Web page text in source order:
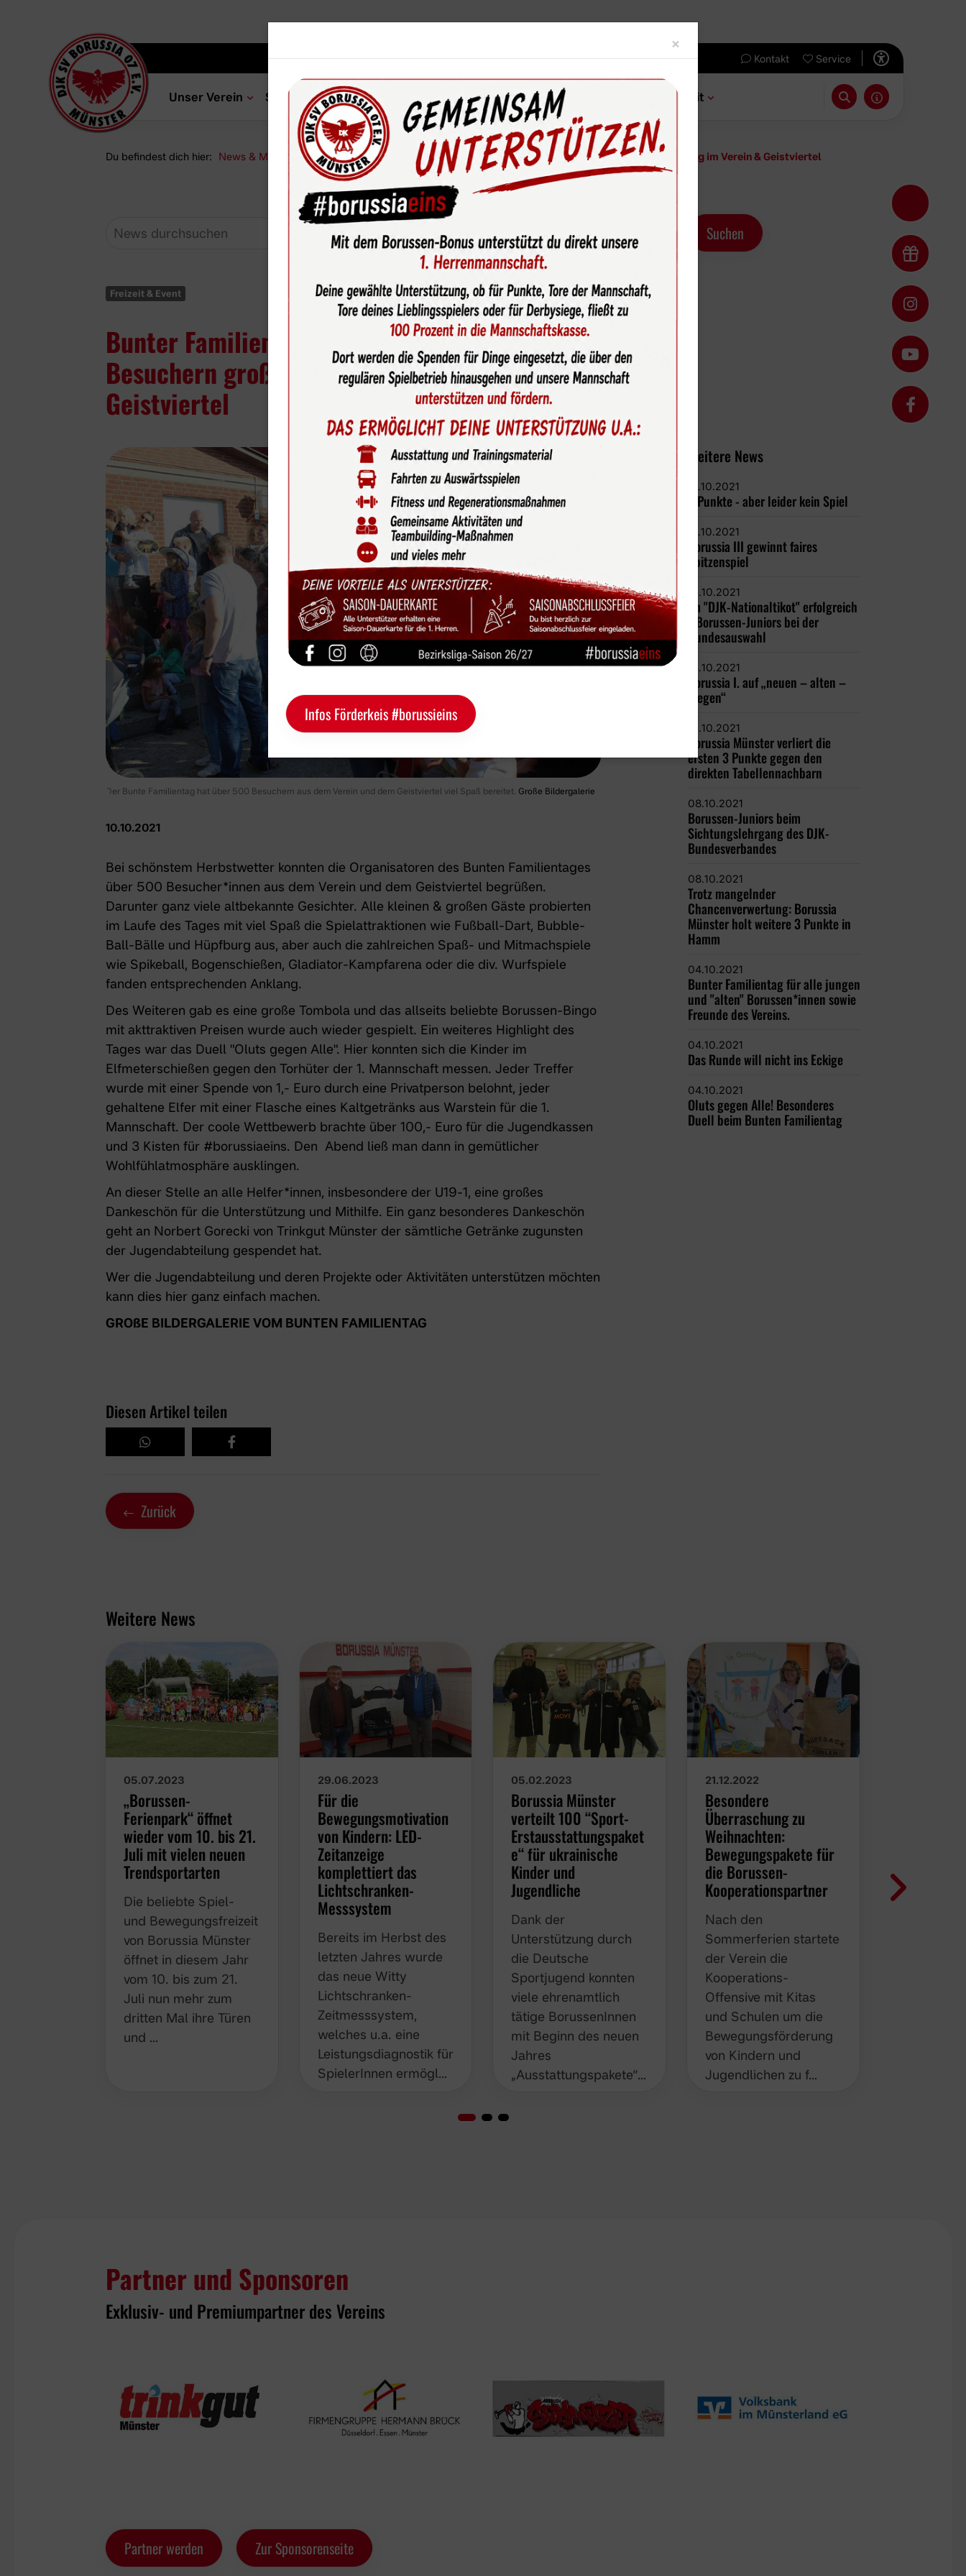
Kontakt Service
Unser Verein Sportangebot News & Media Service Sponsoren Fun & Freizeit
Du befindest dich hier: News & Media Newsroom Bunter Familientag findet mit über 500 Besuchern großen Anklang im Verein & Geistviertel
Freizeit & Event
Bunter Familientag findet mit über 500
Besuchern großen Anklang im Verein &
Geistviertel
Der Bunte Familientag hat über 500 Besuchern aus dem Verein und dem Geistviertel viel Spaß bereitet. Große Bildergalerie
10.10.2021
Bei schönstem Herbstwetter konnten die Organisatoren des Bunten Familientages
über 500 Besucher*innen aus dem Verein und dem Geistviertel begrüßen.
Darunter ganz viele altbekannte Gesichter. Alle kleinen & großen Gäste probierten
im Laufe des Tages mit viel Spaß die Spielattraktionen wie Fußball-Dart, Bubble-
Ball-Bälle und Hüpfburg aus, aber auch die zahlreichen Spaß- und Mitmachspiele
wie Spikeball, Bogenschießen, Gladiator-Kampfarena oder die div. Wurfspiele
fanden entsprechenden Anklang.
Des Weiteren gab es eine große Tombola und das allseits beliebte Borussen-Bingo
mit akttraktiven Preisen wurde auch wieder gespielt. Ein weiteres Highlight des
Tages war das Duell "Oluts gegen Alle". Hier konnten sich die Kinder im
Elfmeterschießen gegen den Torhüter der 1. Mannschaft messen. Jeder Treffer
wurde mit einer Spende von 1,- Euro durch eine Privatperson belohnt, jeder
gehaltene Elfer mit einer Flasche eines Kaltgetränks aus Warstein für die 1.
Mannschaft. Der coole Wettbewerb brachte über 100,- Euro für die Jugendkassen
und 3 Kisten für #borussiaeins. Den Abend ließ man dann in gemütlicher
Wohlfühlatmosphäre ausklingen.
An dieser Stelle an alle Helfer*innen, insbesondere der U19-1, eine großes
Dankeschön für die Unterstützung und Mithilfe. Ein ganz besonderes Dankeschön
geht an Norbert Gorecki von Trinkgut Münster der sämtliche Getränke zugunsten
der Jugendabteilung gespendet hat.
Wer die Jugendabteilung und deren Projekte oder Aktivitäten unterstützen möchten
kann dies hier ganz einfach machen.
GROßE BILDERGALERIE VOM BUNTEN FAMILIENTAG
Diesen Artikel teilen
Zurück
Weitere News
17.10.2021
3 Punkte - aber leider kein Spiel
17.10.2021
Borussia III gewinnt faires
Spitzenspiel
15.10.2021
Im "DJK-Nationaltikot" erfolgreich
/ Borussen-Juniors bei der
Bundesauswahl
14.10.2021
Borussia I. auf „neuen – alten –
Wegen“
12.10.2021
Borussia Münster verliert die
ersten 3 Punkte gegen den
direkten Tabellennachbarn
08.10.2021
Borussen-Juniors beim
Sichtungslehrgang des DJK-
Bundesverbandes
08.10.2021
Trotz mangelnder
Chancenverwertung: Borussia
Münster holt weitere 3 Punkte in
Hamm
04.10.2021
Bunter Familientag für alle jungen
und "alten" Borussen*innen sowie
Freunde des Vereins.
04.10.2021
Das Runde will nicht ins Eckige
04.10.2021
Oluts gegen Alle! Besonderes
Duell beim Bunten Familientag
Weitere News
05.07.2023
„Borussen-Ferienpark“
öffnet wieder vom 10.
bis 21. Juli mit vielen
neuen Trendsportarten
Die beliebte Spiel- und
Bewegungsfreizeit von
Borussia Münster
öffnet in diesem Jahr
vom 10. bis zum 21.
Juli nun mehr zum
dritten Mal ihre Türen
und …
29.06.2023
Für die
Bewegungsmotivation
von Kindern: LED-
Zeitanzeige
komplettiert das
Lichtschranken-
Messsystem
Bereits im Herbst des
letzten Jahres wurde
das neue Witty
Lichtschranken-
Zeitmesssystem,
welches u.a. eine
Leistungsdiagnostik für
SpielerInnen ermögl…
05.02.2023
Borussia Münster
verteilt 100 “Sport-
Erstausstattungspaket
e“ für ukrainische
Kinder und
Jugendliche
Dank der
Unterstützung durch
die Deutsche
Sportjugend konnten
viele ehrenamtlich
tätige BorussenInnen
mit Beginn des neuen
Jahres
„Ausstattungspakete“…
21.12.2022
Besondere
Überraschung zu
Weihnachten:
Bewegungspakete für
die Borussen-
Kooperationspartner
Nach den
Sommerferien startete
der Verein die
Kooperations-
Offensive mit Kitas und
Schulen um die
Bewegungsförderung
von Kindern und
Jugendlichen zu f…
Auch zum
Partner und Sponsoren
Exklusiv- und Premiumpartner des Vereins
Partner werden Zur Sponsorenseite
× Close
Infos Förderkeis #borussieins